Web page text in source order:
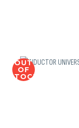
OUT
OF
STOCK